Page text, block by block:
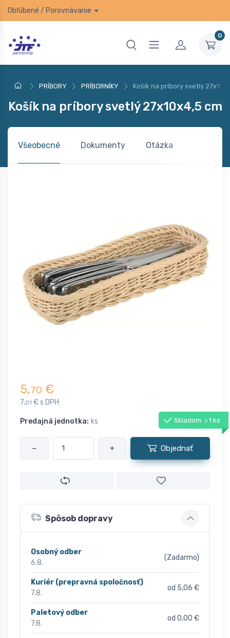
Obľúbené / Porovnávanie
0
PRÍBORY PRÍBORNÍKY Košík na príbory svetlý
Košík na príbory svetlý 27x10x4,5 cm
Všeobecné Dokumenty Otázka
5,70 €
7,01 € s DPH
Predajná jednotka: ks Skladom: > 1 ks
− + Objednať
Spôsob dopravy
Osobný odber
6.8.
(Zadarmo)
Kuriér (prepravná spoločnosť)
7.8.
od 5,06 €
Paletový odber
7.8.
od 0,00 €